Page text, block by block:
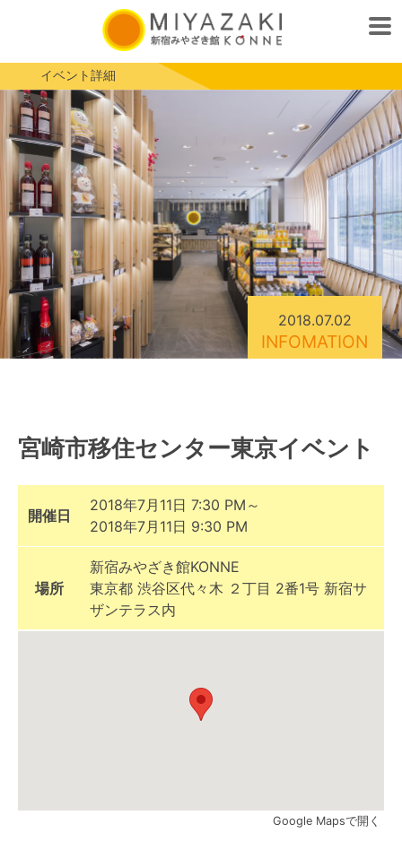
イベント詳細
2018.07.02
INFOMATION
宮崎市移住センター東京イベント
開催日
2018年7月11日 7:30 PM～
2018年7月11日 9:30 PM
場所
新宿みやざき館KONNE
東京都 渋谷区代々木 ２丁目 2番1号 新宿サ
ザンテラス内
Google Mapsで開く